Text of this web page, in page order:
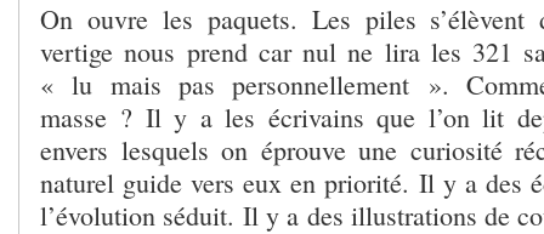
On ouvre les paquets. Les piles
vertige nous prend car nul ne lira les 321
« lu mais pas personnellement ».
masse ? Il y a les écrivains que l’on lit
envers lesquels on éprouve une curiosité
naturel guide vers eux en priorité. Il y a des
l’évolution séduit. Il y a des illustrations de